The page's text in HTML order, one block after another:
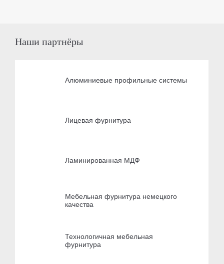
Наши партнёры
Алюминиевые профильные системы
Лицевая фурнитура
Ламинированная МДФ
Мебельная фурнитура немецкого
качества
Технологичная мебельная
фурнитура